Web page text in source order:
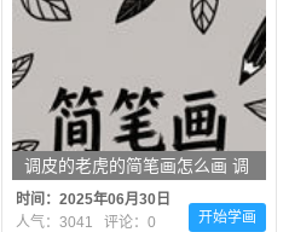
调皮的老虎的简笔画怎么画 调
皮的老虎简笔画图片大全
时间：2025年06月30日
人气：3041 评论：0
开始学画